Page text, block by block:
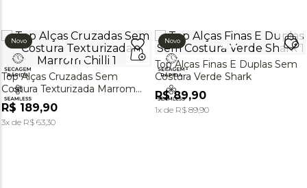
Novo
Top Alças Cruzadas Sem
Costura Texturizada Marrom
Chilli
R$ 189,90
3x de R$ 63,30
Novo
Top Alças Finas E Duplas Sem
Costura Verde Shark
R$ 89,90
1x de R$ 89,90